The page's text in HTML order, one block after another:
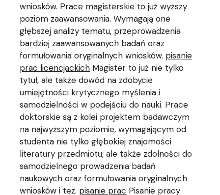
wniosków. Prace magisterskie to już wyższy
poziom zaawansowania. Wymagają one
głębszej analizy tematu, przeprowadzenia
bardziej zaawansowanych badań oraz
formułowania oryginalnych wniosków. pisanie
prac licencjackich Magister to już nie tylko
tytuł, ale także dowód na zdobycie
umiejętności krytycznego myślenia i
samodzielności w podejściu do nauki. Prace
doktorskie są z kolei projektem badawczym
na najwyższym poziomie, wymagającym od
studenta nie tylko głębokiej znajomości
literatury przedmiotu, ale także zdolności do
samodzielnego prowadzenia badań
naukowych oraz formułowania oryginalnych
wniosków i tez. pisanie prac Pisanie pracy